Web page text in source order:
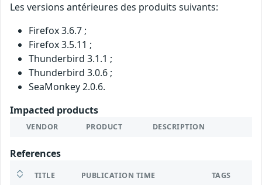
Les versions antérieures des produits suivants:
Firefox 3.6.7 ;
Firefox 3.5.11 ;
Thunderbird 3.1.1 ;
Thunderbird 3.0.6 ;
SeaMonkey 2.0.6.
Impacted products
VENDOR PRODUCT DESCRIPTION
References
TITLE PUBLICATION TIME TAGS